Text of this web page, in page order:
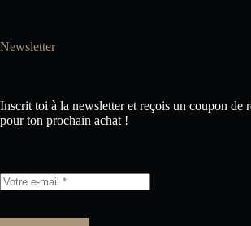
Newsletter
Inscrit toi à la newsletter et reçois un coupon de
pour ton prochain achat !